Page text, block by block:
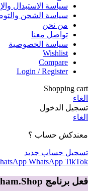
سياسة الاستبدال
سياسة الشحن
من نحن
تواصل معنا
سياسة الخصوصية
Wishlist
Compare
Login / Register
Shopping cart
الغاء
تسجيل الدخول
الغاء
معندكش حساب ؟
تسجيل حساب جديد
WhatsApp TikTok
فعل برنامج Riham.Shop علي موبايلك دلوقتي!